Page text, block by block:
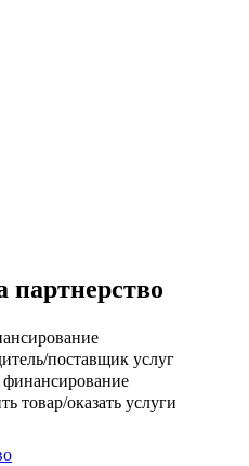
партнерство
поставщик услуг
товар/оказать услуги